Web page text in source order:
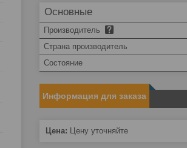
Основные
Производитель
Страна производитель
Состояние
Информация для заказа
Цена: Цену уточняйте